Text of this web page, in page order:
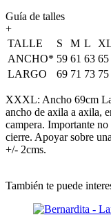
Guía de talles
+
TALLE
S M L
ANCHO* 59 61 63 65
LARGO
69 71 73 75
XXXL: Ancho 69cm
ancho de axila a axila,
campera. Importante
cierre. Apoyar sobre
+/- 2cms.
También te puede